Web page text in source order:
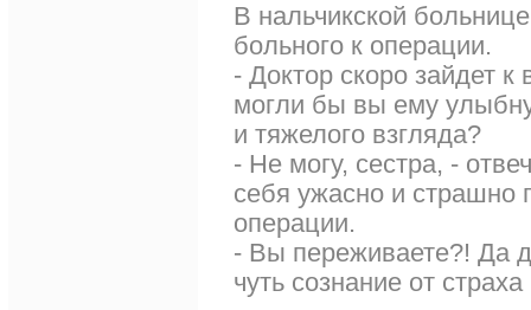
В нальчикской
больного к операции.
- Доктор скоро зайдет
могли бы вы ему
и тяжелого взгляда?
- Не могу, сестра, -
себя ужасно и страшно
операции.
- Вы переживаете?! Да
чуть сознание от